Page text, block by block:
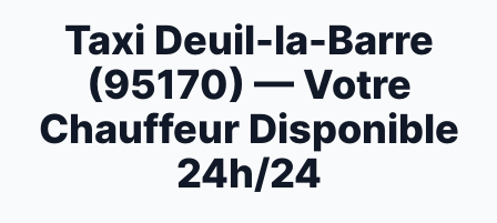
Taxi Deuil-la-Barre
(95170) — Votre
Chauffeur Disponible
24h/24